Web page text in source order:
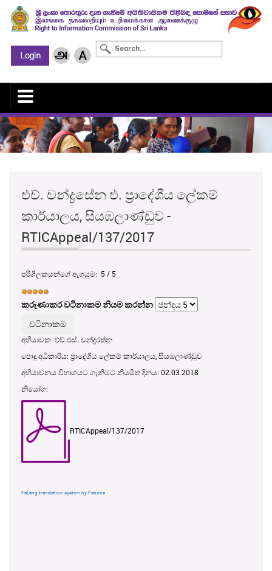
එච්. චන්ද්‍රසේන එ. ප්‍රාදේශීය ලේකම්
කාර්යාලය, සියඹලාණ්ඩුව -
RTICAppeal/137/2017
පරිශීලකයන්ගේ ඇගයුම: 5 / 5
කරුණාකර වටිනාකම නියම කරන්න
අභියාචක: එච්.එස්. චන්ද්‍රරත්න
පොදු අධිකාරිය: ප්‍රාදේශීය ලේකම් කාර්යාලය, සියඹලාණ්ඩුව
අභියාචනය විභාගයට ගැනීමට නියමිත දිනය: 02.03.2018
නියෝග:
RTICAppeal/137/2017
FaLang translation system by Faboba